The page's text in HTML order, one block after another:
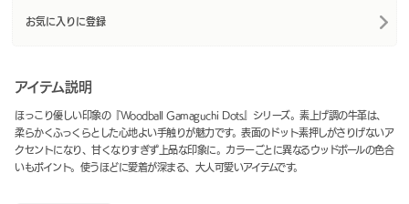
お気に入りに登録
アイテム説明
ほっこり優しい印象の『Woodball Gamaguchi Dots』シリーズ。素上げ調の牛革は、
柔らかくふっくらとした心地よい手触りが魅力です。表面のドット素押しがさりげないア
クセントになり、甘くなりすぎず上品な印象に。カラーごとに異なるウッドボールの色合
いもポイント。使うほどに愛着が深まる、大人可愛いアイテムです。